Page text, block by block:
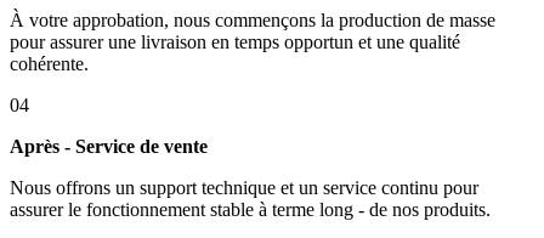
À votre approbation, nous commençons la production de masse
pour assurer une livraison en temps opportun et une qualité
cohérente.
04
Après - Service de vente
Nous offrons un support technique et un service continu pour
assurer le fonctionnement stable à terme long - de nos produits.